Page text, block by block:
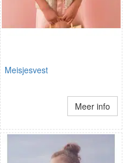
Meisjesvest
Meer info